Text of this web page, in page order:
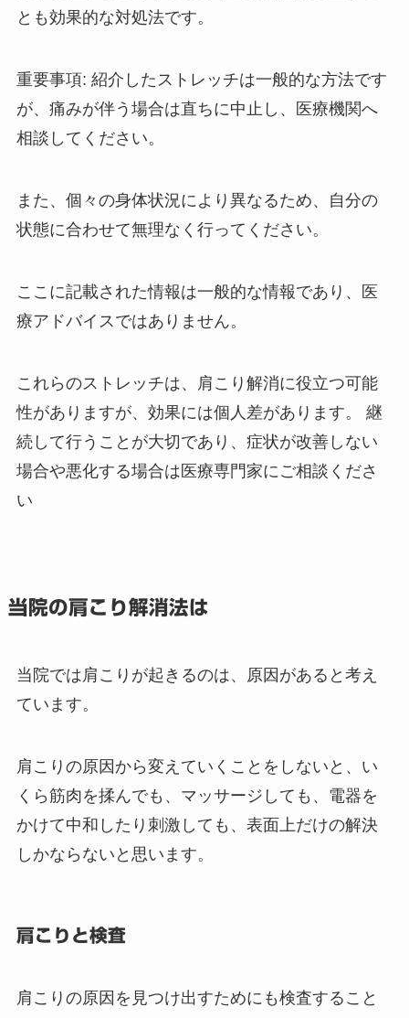
とも効果的な対処法です。
重要事項: 紹介したストレッチは一般的な方法です
が、痛みが伴う場合は直ちに中止し、医療機関へ
相談してください。
また、個々の身体状況により異なるため、自分の
状態に合わせて無理なく行ってください。
ここに記載された情報は一般的な情報であり、医
療アドバイスではありません。
これらのストレッチは、肩こり解消に役立つ可能
性がありますが、効果には個人差があります。 継
続して行うことが大切であり、症状が改善しない
場合や悪化する場合は医療専門家にご相談くださ
い
当院の肩こり解消法は
当院では肩こりが起きるのは、原因があると考え
ています。
肩こりの原因から変えていくことをしないと、い
くら筋肉を揉んでも、マッサージしても、電器を
かけて中和したり刺激しても、表面上だけの解決
しかならないと思います。
肩こりと検査
肩こりの原因を見つけ出すためにも検査すること